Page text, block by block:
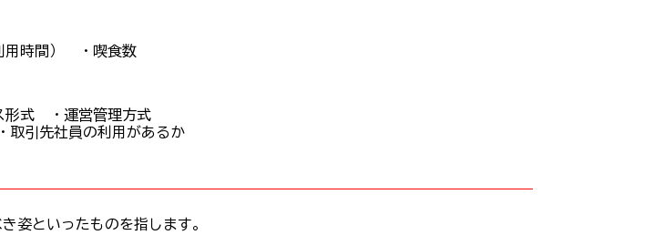
用時間） ・喫食数
形式 ・運営管理方式
取引先社員の利用があるか
姿といったものを指します。